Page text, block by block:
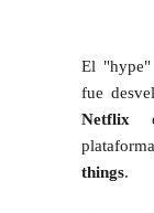
El "hype"
fue
Netflix
things.